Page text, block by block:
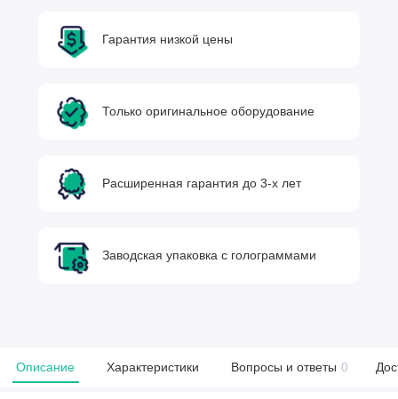
Гарантия низкой цены
Только оригинальное оборудование
Расширенная гарантия до 3-х лет
Заводская упаковка с голограммами
Описание Характеристики Вопросы и ответы 0